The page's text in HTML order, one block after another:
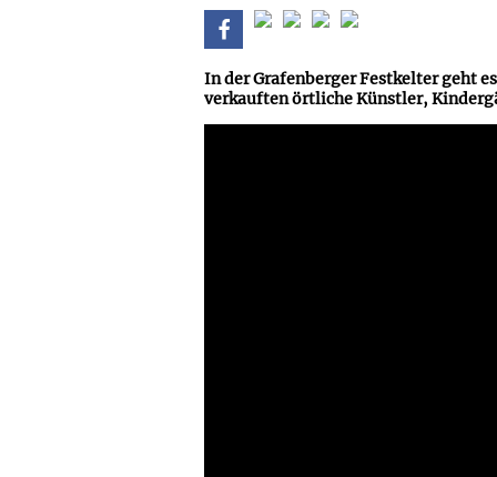
In der Grafenberger Festkelter geht
verkauften örtliche Künstler,